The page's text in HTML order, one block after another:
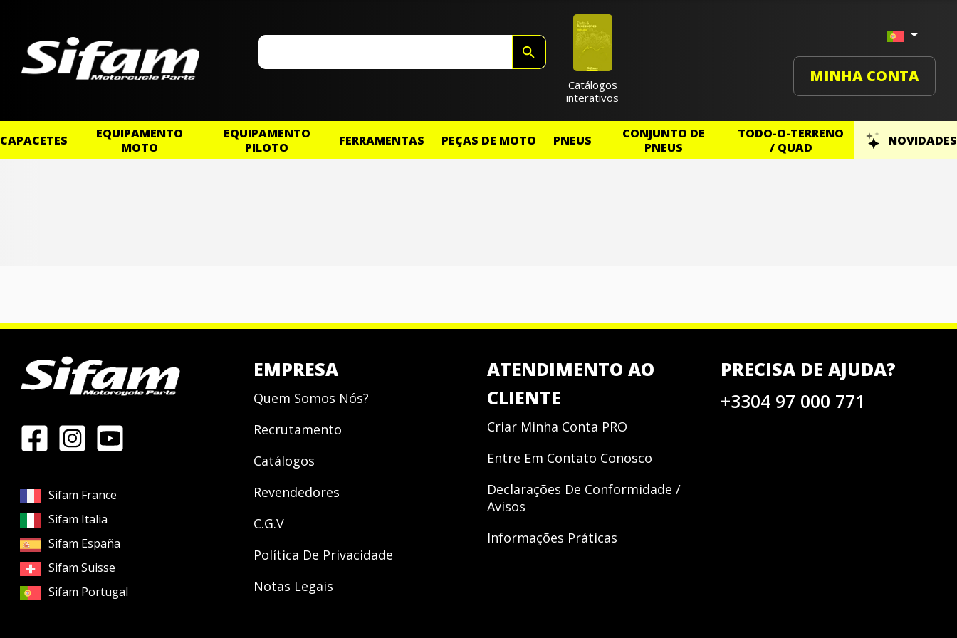
Catálogos
interativos
MINHA CONTA
CAPACETES
EQUIPAMENTO
MOTO
EQUIPAMENTO
PILOTO
FERRAMENTAS PEÇAS DE MOTO PNEUS
CONJUNTO DE
PNEUS
TODO-O-TERRENO
/ QUAD
NOVIDADES
Sifam France
Sifam Italia
Sifam España
Sifam Suisse
Sifam Portugal
EMPRESA
Quem Somos Nós?
Recrutamento
Catálogos
Revendedores
C.G.V
Política De Privacidade
Notas Legais
ATENDIMENTO AO
CLIENTE
Criar Minha Conta PRO
Entre Em Contato Conosco
Declarações De Conformidade /
Avisos
Informações Práticas
PRECISA DE AJUDA?
+3304 97 000 771